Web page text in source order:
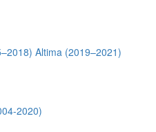
Altima (2019–2021)
2020)